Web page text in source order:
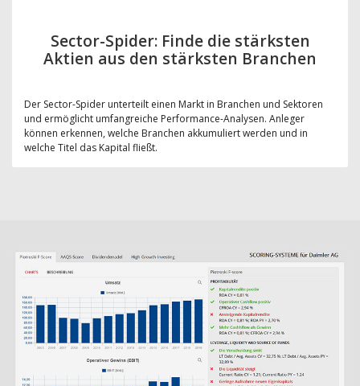
Sector-Spider: Finde die stärksten
Aktien aus den stärksten Branchen
Der Sector-Spider unterteilt einen Markt in Branchen und Sektoren
und ermöglicht umfangreiche Performance-Analysen. Anleger
können erkennen, welche Branchen akkumuliert werden und in
welche Titel das Kapital fließt.